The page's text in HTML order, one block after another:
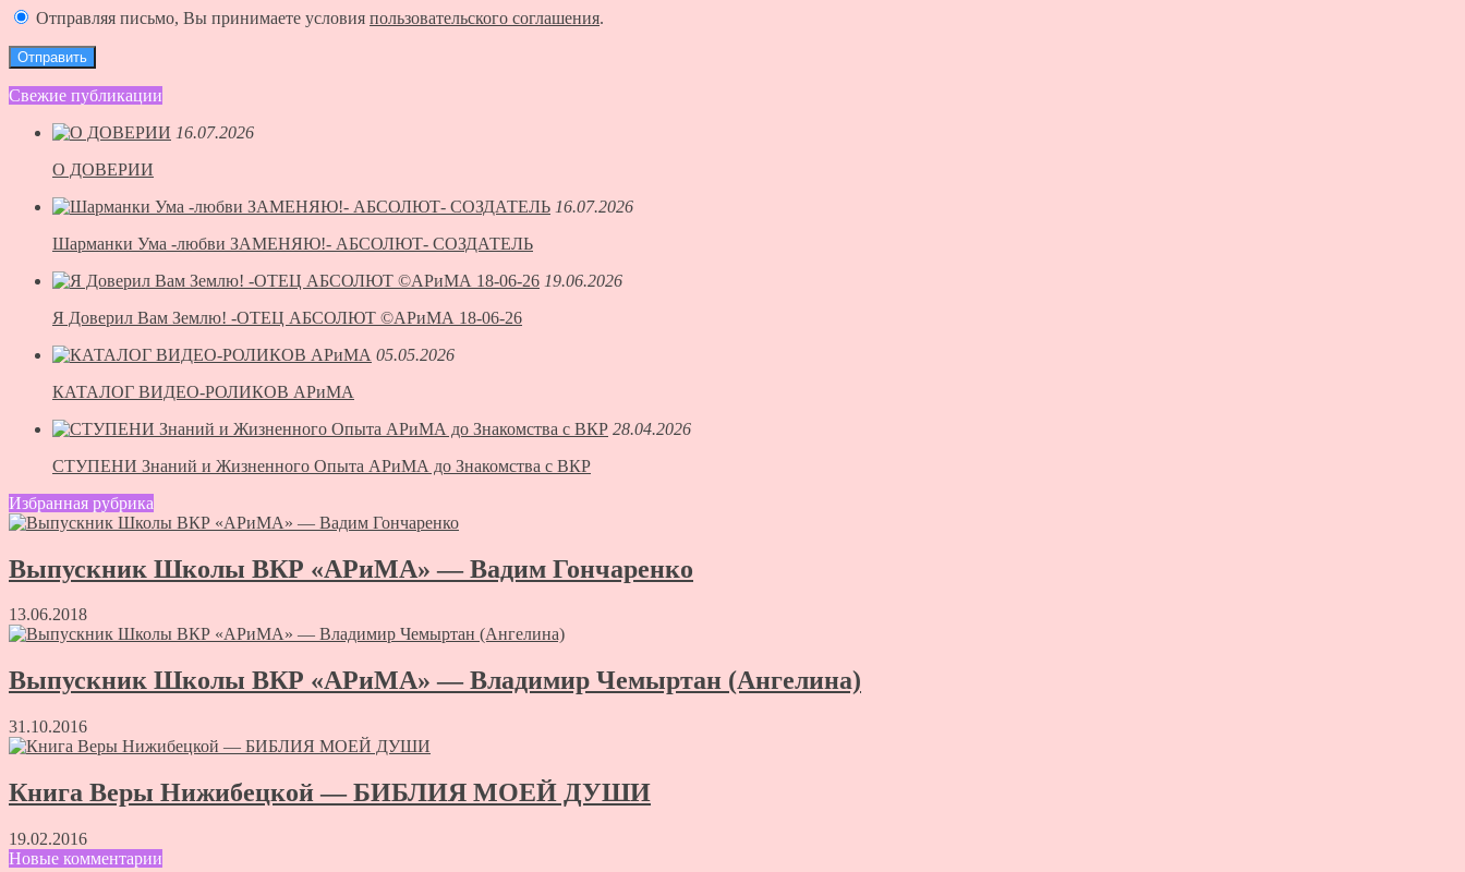
Отправляя письмо, Вы принимаете условия пользовательского соглашения.
Свежие публикации
16.07.2026
О ДОВЕРИИ
16.07.2026
Шарманки Ума -любви ЗАМЕНЯЮ!- АБСОЛЮТ- СОЗДАТЕЛЬ
19.06.2026
Я Доверил Вам Землю! -ОТЕЦ АБСОЛЮТ ©АРиМА 18-06-26
05.05.2026
КАТАЛОГ ВИДЕО-РОЛИКОВ АРиМА
28.04.2026
СТУПЕНИ Знаний и Жизненного Опыта АРиМА до Знакомства с ВКР
Избранная рубрика
Выпускник Школы ВКР «АРиМА» — Вадим Гончаренко
13.06.2018
Выпускник Школы ВКР «АРиМА» — Владимир Чемыртан (Ангелина)
31.10.2016
Книга Веры Нижибецкой — БИБЛИЯ МОЕЙ ДУШИ
19.02.2016
Новые комментарии